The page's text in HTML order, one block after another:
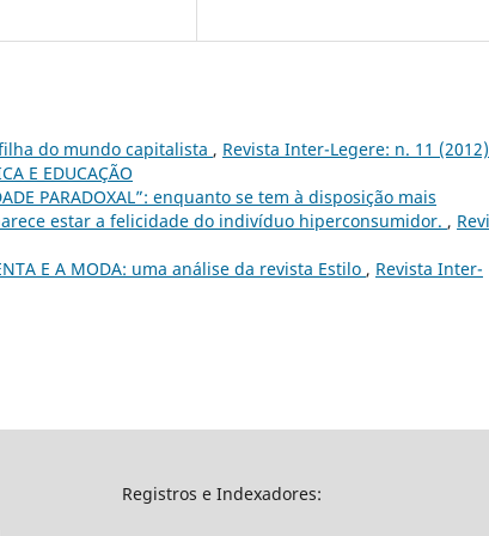
do mundo capitalista , Revista Inter-Legere: n. 11
E EDUCAÇÃO
PARADOXAL”: enquanto se tem à disposição mais
estar a felicidade do indivíduo hiperconsumidor. ,
E A MODA: uma análise da revista Estilo , Revista Inter-
Registros e Indexadores: